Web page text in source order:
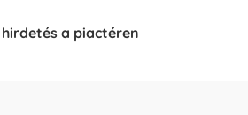
a piactéren